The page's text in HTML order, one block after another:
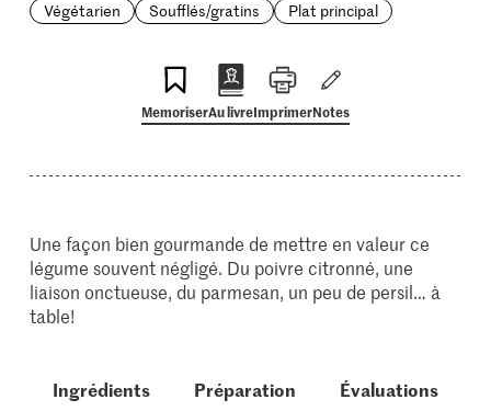
Végétarien
Soufflés/gratins Plat principal
MemoriserAu livreImprimerNotes
Une façon bien gourmande de mettre en valeur ce
légume souvent négligé. Du poivre citronné, une
liaison onctueuse, du parmesan, un peu de persil… à
table!
Ingrédients Préparation Évaluations